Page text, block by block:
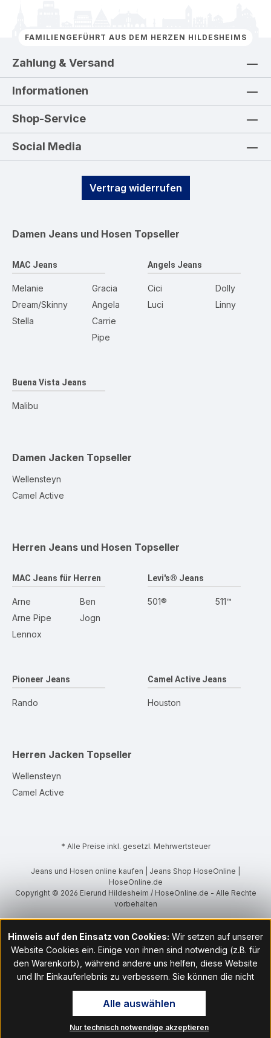
FAMILIENGEFÜHRT AUS DEM HERZEN HILDESHEIMS
Zahlung & Versand
Informationen
Shop-Service
Social Media
Vertrag widerrufen
Damen Jeans und Hosen Topseller
MAC Jeans
Melanie
Dream/Skinny
Stella
Gracia
Angela
Carrie
Pipe
Angels Jeans
Cici
Luci
Dolly
Linny
Buena Vista Jeans
Malibu
Damen Jacken Topseller
Wellensteyn
Camel Active
Herren Jeans und Hosen Topseller
MAC Jeans für Herren
Arne
Arne Pipe
Lennox
Ben
Jogn
Levi's® Jeans
501® 511™
Pioneer Jeans
Rando
Camel Active Jeans
Houston
Herren Jacken Topseller
Wellensteyn
Camel Active
* Alle Preise inkl. gesetzl. Mehrwertsteuer
Jeans und Hosen online kaufen | Jeans Shop HoseOnline |
HoseOnline.de
Copyright © 2026 Eierund Hildesheim / HoseOnline.de - Alle Rechte
vorbehalten
Hinweis auf den Einsatz von Cookies: Wir setzen auf unserer
Website Cookies ein. Einige von ihnen sind notwendig (z.B. für
den Warenkorb), während andere uns helfen, diese Website
und Ihr Einkauferlebnis zu verbessern. Sie können die nicht
notwendigen Cookies mit Klick auf „OK“ akzeptieren oder per
Klick auf "Nur technisch notwendige akzeptieren" ablehnen. Den
Zugang zu den Cookie-Einstellungen finden Sie im Fußbereich
unserer Website im Menüpunkt „Informationen“. Dort können Sie
Nur technisch notwendige akzeptieren
Alle auswählen